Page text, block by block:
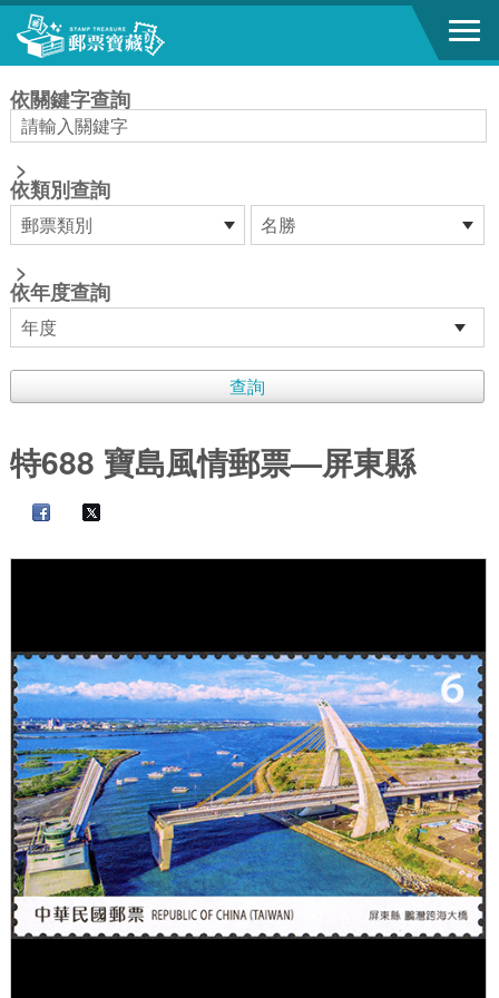
跳到主要內容區塊
依關鍵字查詢
>
依類別查詢
>
依年度查詢
特688 寶島風情郵票—屏東縣